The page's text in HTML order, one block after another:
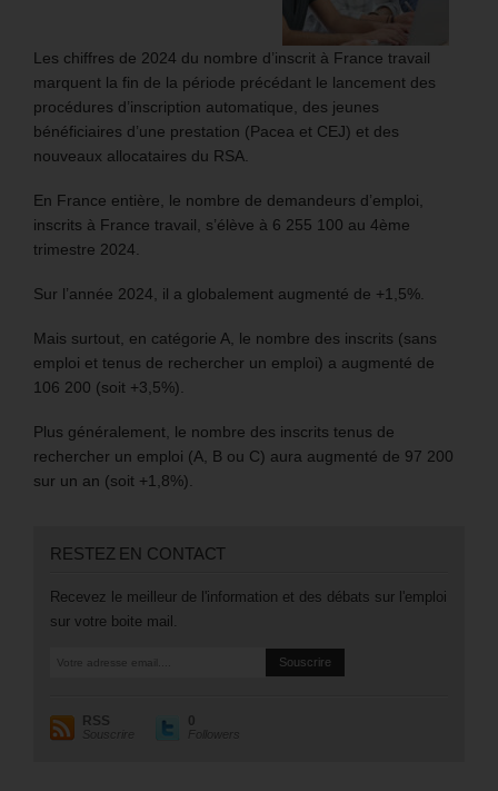
Les chiffres de 2024 du nombre d’inscrit à France travail
marquent la fin de la période précédant le lancement des
procédures d’inscription automatique, des jeunes
bénéficiaires d’une prestation (Pacea et CEJ) et des
nouveaux allocataires du RSA.
En France entière, le nombre de demandeurs d’emploi,
inscrits à France travail, s’élève à 6 255 100 au 4ème
trimestre 2024.
Sur l’année 2024, il a globalement augmenté de +1,5%.
Mais surtout, en catégorie A, le nombre des inscrits (sans
emploi et tenus de rechercher un emploi) a augmenté de
106 200 (soit +3,5%).
Plus généralement, le nombre des inscrits tenus de
rechercher un emploi (A, B ou C) aura augmenté de 97 200
sur un an (soit +1,8%).
RESTEZ EN CONTACT
Recevez le meilleur de l'information et des débats sur l'emploi
sur votre boite mail.
RSS
Souscrire
0
Followers